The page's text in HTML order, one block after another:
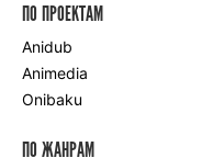
ПО ПРОЕКТАМ
Anidub
Animedia
Onibaku
ПО ЖАНРАМ